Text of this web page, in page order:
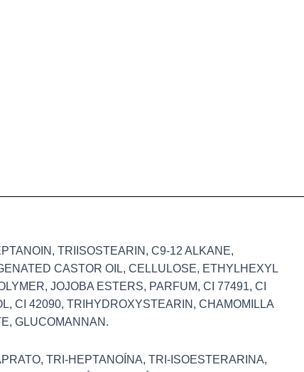
TRIISOSTEARIN, C9-12 ALKANE,
CASTOR OIL, CELLULOSE, ETHYLHEXYL
JOJOBA ESTERS, PARFUM, CI 77491, CI
CI 42090, TRIHYDROXYSTEARIN, CHAMOMILLA
GLUCOMANNAN.
TRI-HEPTANOÍNA, TRI-ISOESTERARINA,